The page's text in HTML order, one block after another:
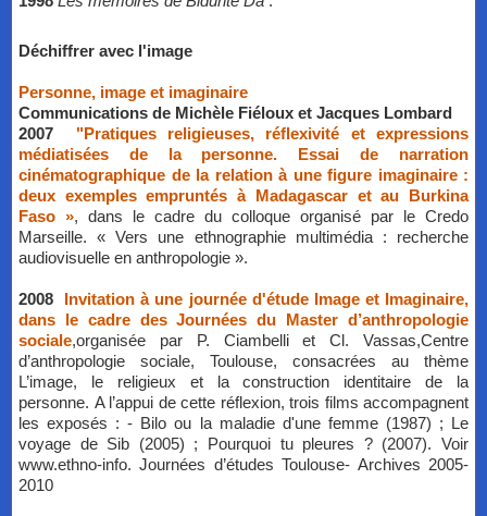
Déchiffrer avec l'image
Personne, image et imaginaire
​Communications de Michèle Fiéloux et Jacques Lombard
2007 "Pratiques religieuses, réflexivité et expressions
médiatisées de la personne. Essai de narration
cinématographique de la relation à une figure imaginaire :
deux exemples empruntés à Madagascar et au Burkina
Faso », dans le cadre du colloque organisé par le Credo
Marseille. « Vers une ethnographie multimédia : recherche
audiovisuelle en anthropologie ».
2008
Invitation à une journée d'étude Image et Imaginaire,
dans le cadre des Journées du Master d’anthropologie
sociale,organisée par P. Ciambelli et Cl. Vassas,Centre
d’anthropologie sociale, Toulouse, consacrées au thème
L’image, le religieux et la construction identitaire de la
personne. A l’appui de cette réflexion, trois films accompagnent
les exposés : - Bilo ou la maladie d'une femme (1987) ; Le
voyage de Sib (2005) ; Pourquoi tu pleures ? (2007). Voir
www.ethno-info. Journées d’études Toulouse- Archives 2005-
2010